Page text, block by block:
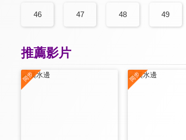
46 47 48 49
推薦影片